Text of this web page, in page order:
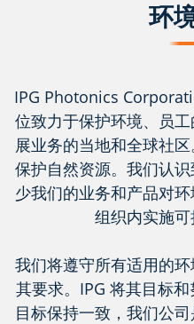
环
IPG Photonics
位致力于保护环境、员
展业务的当地和全球社
保护自然资源。我们认
少我们的业务和产品对
组织内实施可
我们将遵守所有适用的
其要求。IPG 将其目标
目标保持一致，我们公